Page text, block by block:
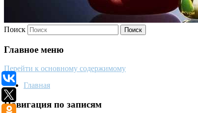
Поиск
Главное меню
Перейти к основному содержимому
Главная
Навигация по записям